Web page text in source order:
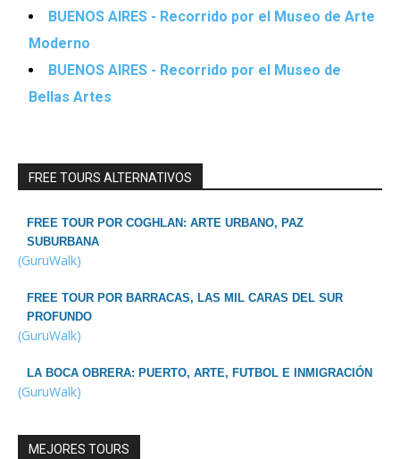
BUENOS AIRES - Recorrido por el Museo de Arte
Moderno
BUENOS AIRES - Recorrido por el Museo de
Bellas Artes
FREE TOURS ALTERNATIVOS
FREE TOUR POR COGHLAN: ARTE URBANO, PAZ
SUBURBANA
(GuruWalk)
FREE TOUR POR BARRACAS, LAS MIL CARAS DEL SUR
PROFUNDO
(GuruWalk)
LA BOCA OBRERA: PUERTO, ARTE, FUTBOL E INMIGRACIÓN
(GuruWalk)
MEJORES TOURS